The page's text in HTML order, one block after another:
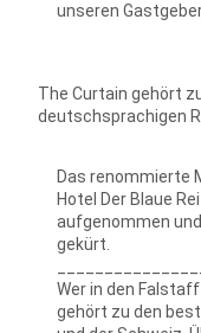
unseren
The Curtain gehört
deutschsprachigen
Das renommierte
Hotel Der Blaue
aufgenommen
gekürt.
Wer in den
gehört zu den